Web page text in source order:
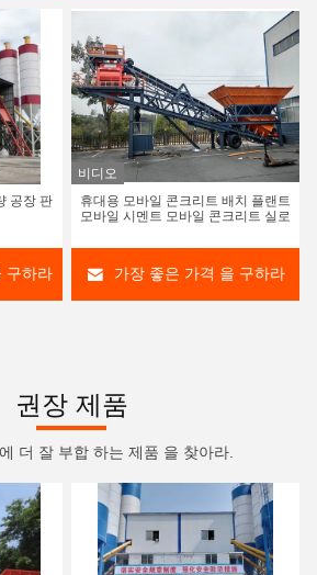
공장 판
구하라
비디오
휴대용 모바일 콘크리트 배치 플랜트
모바일 시멘트 모바일 콘크리트 실로
가장 좋은 가격 을 구하라
권장 제품
더 잘 부합 하는 제품 을 찾아라.